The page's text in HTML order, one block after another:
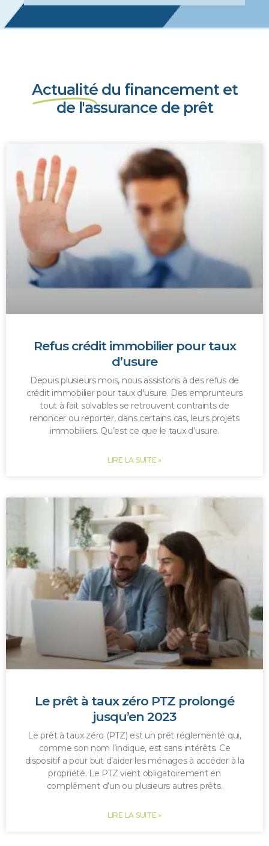
Actualité du financement et
de l'assurance de prêt
Refus crédit immobilier pour taux
d’usure
Depuis plusieurs mois, nous assistons à des refus de
crédit immobilier pour taux d’usure. Des emprunteurs
tout à fait solvables se retrouvent contraints de
renoncer ou reporter, dans certains cas, leurs projets
immobiliers. Qu’est ce que le taux d’usure.
LIRE LA SUITE »
Le prêt à taux zéro PTZ prolongé
jusqu’en 2023
Le prêt à taux zéro (PTZ) est un prêt réglementé qui,
comme son nom l’indique, est sans intérêts. Ce
dispositif a pour but d’aider les ménages à accéder à la
propriété. Le PTZ vient obligatoirement en
complément d’un ou plusieurs autres prêts.
LIRE LA SUITE »